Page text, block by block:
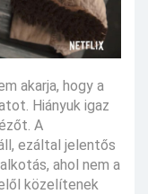
akarja, hogy a
Hiányuk igaz
A
ezáltal jelentős
ahol nem a
közelítenek